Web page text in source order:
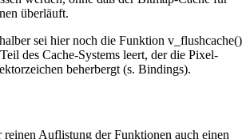
überläuft.
sei hier noch die Funktion v_flushcache()
des Cache-Systems leert, der die Pixel-
beherbergt (s. Bindings).
reinen Auflistung der Funktionen auch einen